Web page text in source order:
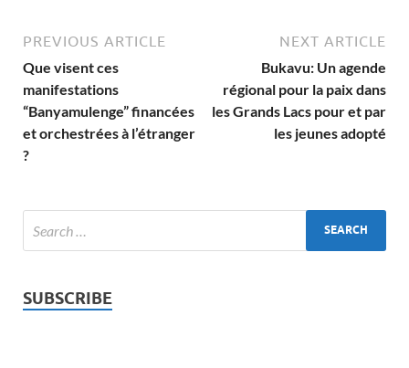
PREVIOUS ARTICLE
Que visent ces
manifestations
“Banyamulenge” financées
et orchestrées à l’étranger
?
NEXT ARTICLE
Bukavu: Un agende
régional pour la paix dans
les Grands Lacs pour et par
les jeunes adopté
SUBSCRIBE